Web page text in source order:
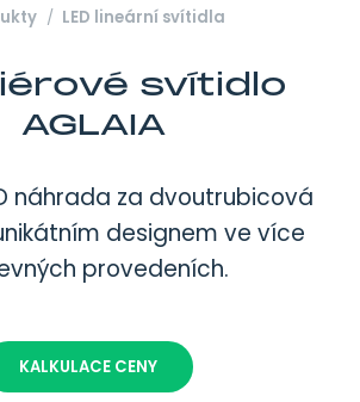
LED lineární svítidla
svítidlo
AGLAIA
náhrada za dvoutrubicová
designem ve více
provedeních.
KALKULACE CENY